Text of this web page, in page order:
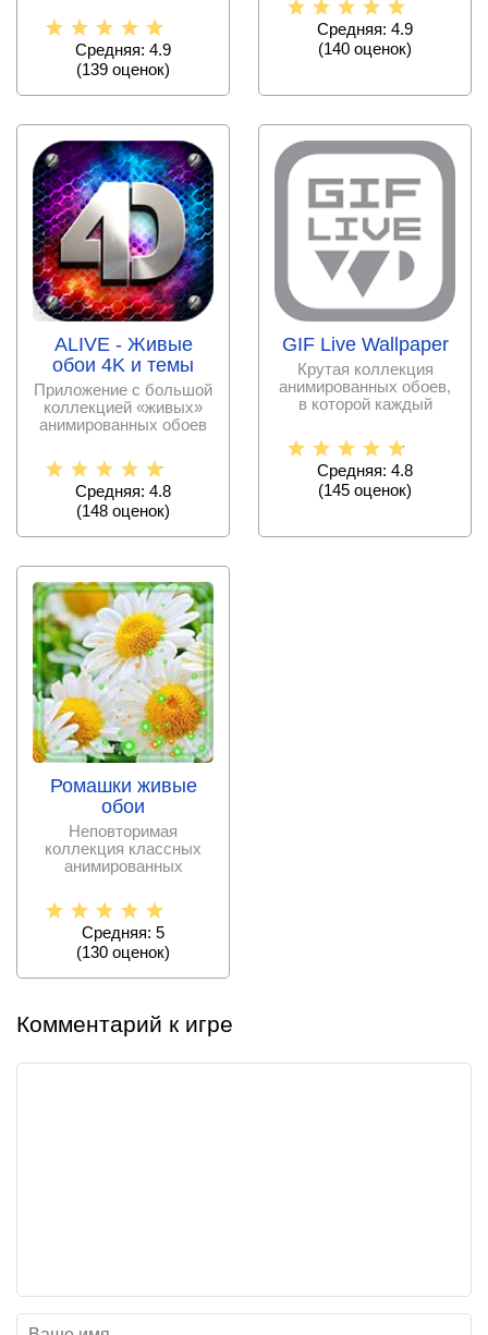
Средняя: 4.9
(139 оценок)
Средняя: 4.9
(140 оценок)
ALIVE - Живые
обои 4K и темы
Приложение с большой
коллекцией «живых»
анимированных обоев
Средняя: 4.8
(148 оценок)
GIF Live Wallpaper
Крутая коллекция
анимированных обоев,
в которой каждый
получит
Средняя: 4.8
(145 оценок)
Ромашки живые
обои
Неповторимая
коллекция классных
анимированных
пользователей,
Средняя: 5
(130 оценок)
Комментарий к игре